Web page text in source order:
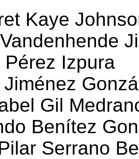
Kaye
Pérez Izpura
Gil
Benítez
Serrano